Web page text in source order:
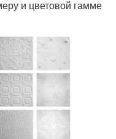
и цветовой гамме